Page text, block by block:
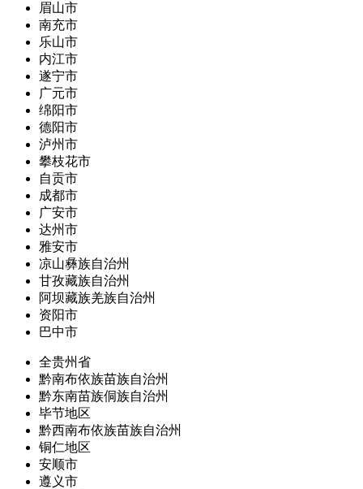
眉山市
南充市
乐山市
内江市
遂宁市
广元市
绵阳市
德阳市
泸州市
攀枝花市
自贡市
成都市
广安市
达州市
雅安市
凉山彝族自治州
甘孜藏族自治州
阿坝藏族羌族自治州
资阳市
巴中市
全贵州省
黔南布依族苗族自治州
黔东南苗族侗族自治州
毕节地区
黔西南布依族苗族自治州
铜仁地区
安顺市
遵义市